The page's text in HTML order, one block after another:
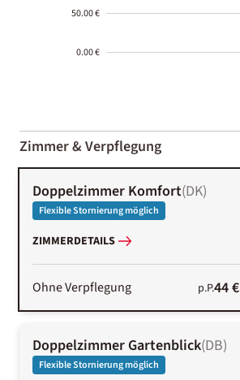
50.00 €
0.00 €
01-02
Zimmer & Verpflegung
Doppelzimmer Komfort(DK)
Flexible Stornierung möglich
ZIMMERDETAILS
Ohne Verpflegung p.P.44 €
Doppelzimmer Gartenblick(DB)
Flexible Stornierung möglich